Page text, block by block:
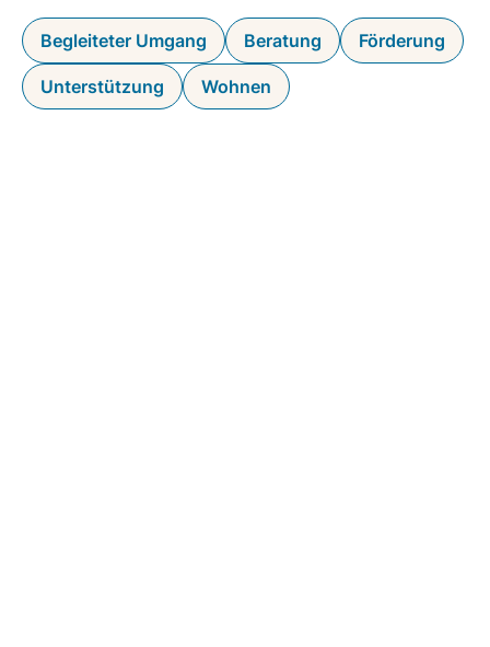
Begleiteter Umgang Beratung Förderung
Unterstützung Wohnen